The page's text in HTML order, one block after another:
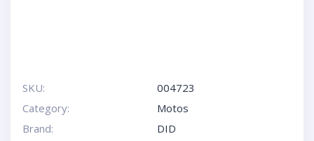
SKU:
004723
Category:
Motos
Brand:
DID